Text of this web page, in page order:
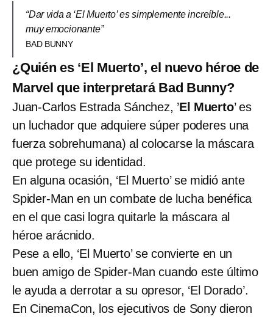
“Dar vida a ‘El Muerto’ es simplemente increíble...
muy emocionante”
BAD BUNNY
¿Quién es ‘El Muerto’, el nuevo héroe de
Marvel que interpretará Bad Bunny?
Juan-Carlos Estrada Sánchez, ’El Muerto’ es
un luchador que adquiere súper poderes una
fuerza sobrehumana) al colocarse la máscara
que protege su identidad.
En alguna ocasión, ‘El Muerto’ se midió ante
Spider-Man en un combate de lucha benéfica
en el que casi logra quitarle la máscara al
héroe arácnido.
Pese a ello, ‘El Muerto’ se convierte en un
buen amigo de Spider-Man cuando este último
le ayuda a derrotar a su opresor, ‘El Dorado’.
En CinemaCon, los ejecutivos de Sony dieron